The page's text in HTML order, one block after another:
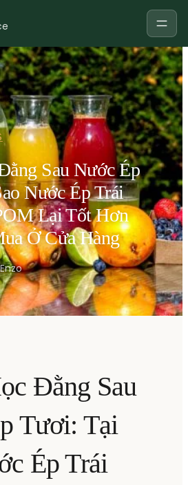
Sau Nước Ép
Nước Ép Trái
Lại Tốt Hơn
Ở Cửa Hàng
Enzo
Đằng Sau
Tươi: Tại
Ép Trái